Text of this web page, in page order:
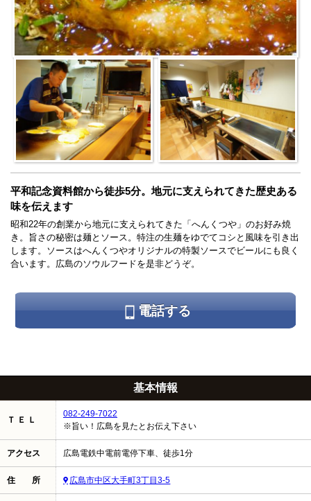
平和記念資料館から徒歩5分。地元に支えられてきた歴史ある
味を伝えます
昭和22年の創業から地元に支えられてきた「へんくつや」のお好み焼
き。旨さの秘密は麺とソース。特注の生麺をゆでてコシと風味を引き出
します。ソースはへんくつやオリジナルの特製ソースでビールにも良く
合います。広島のソウルフードを是非どうぞ。
電話する
基本情報
Ｔ Ｅ Ｌ
082-249-7022
※旨い！広島を見たとお伝え下さい
アクセス 広島電鉄中電前電停下車、徒歩1分
住 所 広島市中区大手町3丁目3-5